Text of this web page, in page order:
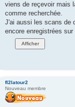
a
g
viens de reçevoir mais
comme recherchée.
J'ai aussi les scans de
encore enregistrées
fl2latour2
Nouveau membre